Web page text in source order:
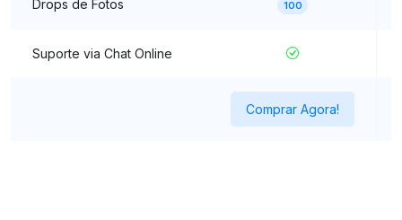
Drops de Fotos 100
Suporte via Chat Online
Comprar Agora!